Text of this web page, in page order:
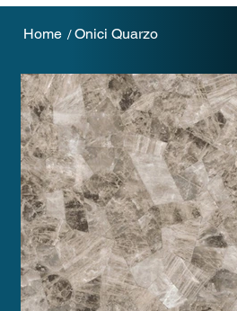
Home /Onici Quarzo